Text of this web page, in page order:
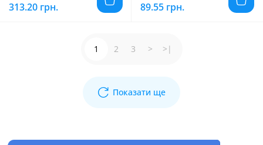
313.20 грн. 89.55 грн.
Показати ще
1 2 3 > >|